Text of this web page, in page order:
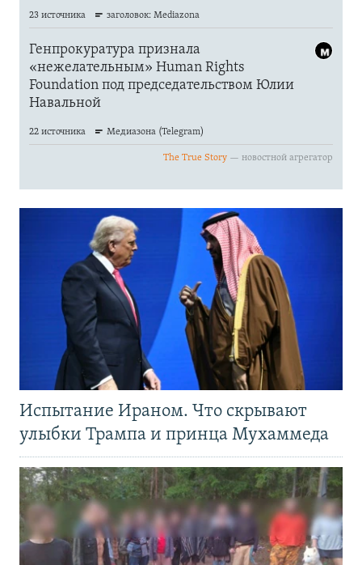
Испытание Ираном. Что скрывают
улыбки Трампа и принца Мухаммеда